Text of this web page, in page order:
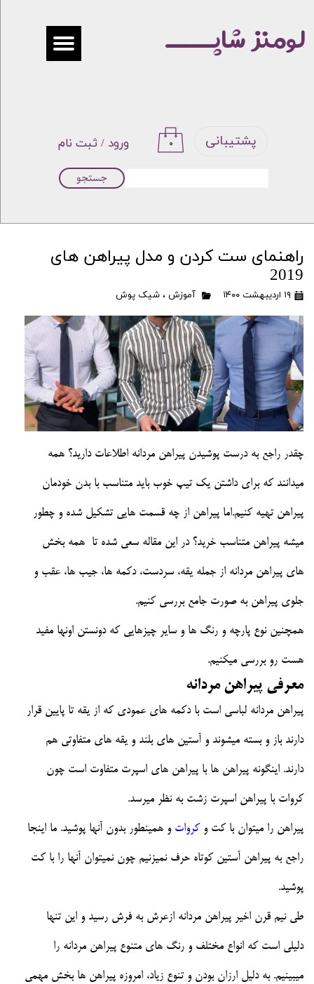
ورود / ثبت نام
حساب کاربری من
خروج از حساب کاربری
۰ پشتیبانی
جستجو
لومنز شاپـــــ
راهنمای ست کردن و مدل پیراهن های
2019
۱۹ اردیبهشت ۱۴۰۰ آموزش ، شیک پوش
چقدر راجع به درست پوشیدن پیراهن مردانه اطلاعات دارید؟ همه
میدانند که برای داشتن یک تیپ خوب باید متناسب با بدن خودمان
پیراهن تهیه کنیم.اما پیراهن از چه قسمت هایی تشکیل شده و چطور
میشه پیراهن متناسب خرید؟ در این مقاله سعی شده تا همه بخش
های پیراهن مردانه از جمله یقه، سردست، دکمه ها، جیب ها، عقب و
جلوی پیراهن به صورت جامع بررسی کنیم.
همچنین نوع پارچه و رنگ ها و سایر چیزهایی که دونستن اونها مفید
هست رو بررسی میکنیم.
معرفی پیراهن مردانه
پیراهن مردانه لباسی است با دکمه های عمودی که از یقه تا پایین قرار
دارند باز و بسته میشوند و آستین های بلند و یقه های متفاوتی هم
دارند. اینگونه پیراهن ها با پیراهن های اسپرت متفاوت است چون
کروات با پیراهن اسپرت زشت به نظر میرسد.
پیراهن را میتوان با کت و کروات و همینطور بدون آنها پوشید. ما اینجا
راجع به پیراهن آستین کوتاه حرف نمیزنیم چون نمیتوان آنها را با کت
پوشید.
طی نیم قرن اخیر پیراهن مردانه ازعرش به فرش رسید و این تنها
دلیلی است که انواع مختلف و رنگ های متنوع پیراهن مردانه را
میبینیم. به دلیل ارزان بودن و تنوع زیاد، امروزه پیراهن ها بخش مهمی